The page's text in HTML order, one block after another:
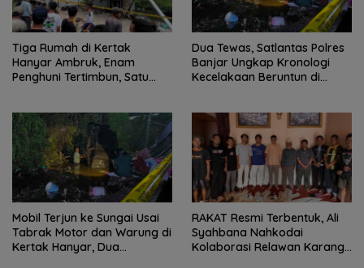
Tiga Rumah di Kertak
Hanyar Ambruk, Enam
Penghuni Tertimbun, Satu
Dua Tewas, Satlantas Polres
Banjar Ungkap Kronologi
Kecelakaan Beruntun di
Mobil Terjun ke Sungai Usai
Tabrak Motor dan Warung di
Kertak Hanyar, Dua
RAKAT Resmi Terbentuk, Ali
Syahbana Nahkodai
Kolaborasi Relawan Karang